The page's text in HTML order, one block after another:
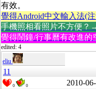
有效。
覺得Android中文輸入法(
手機照相看照片不方便？
覺得鬧鐘/行事曆有改進
edited: 4
eliu
11
0 0 2010-